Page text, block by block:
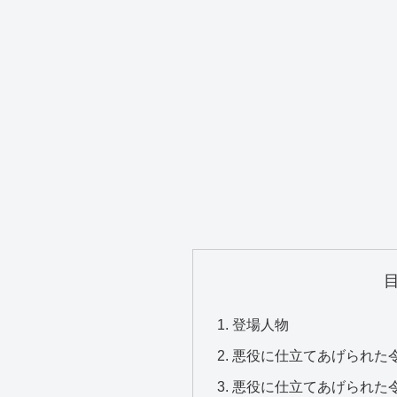
登場人物
悪役に仕立てあげられた
悪役に仕立てあげられた